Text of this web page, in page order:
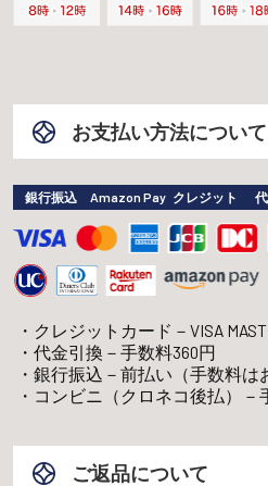
お支払い方法について
銀行振込 Amazon Pay クレジット
クレジットカード－VISA
代金引換－手数料360円
銀行振込－前払い（手数料は
コンビニ（クロネコ後払）－
ご返品について